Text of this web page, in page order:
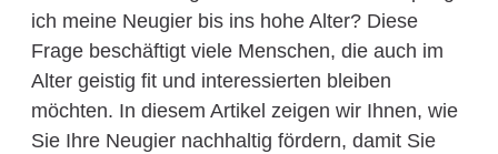
ich meine Neugier bis ins hohe Alter? Diese
Frage beschäftigt viele Menschen, die auch im
Alter geistig fit und interessierten bleiben
möchten. In diesem Artikel zeigen wir Ihnen, wie
Sie Ihre Neugier nachhaltig fördern, damit Sie